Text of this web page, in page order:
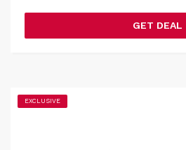
GET DEAL
EXCLUSIVE